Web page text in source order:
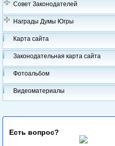
Совет Законодателей
Награды Думы Югры
Карта сайта
Законодательная карта сайта
Фотоальбом
Видеоматериалы
Есть вопрос?